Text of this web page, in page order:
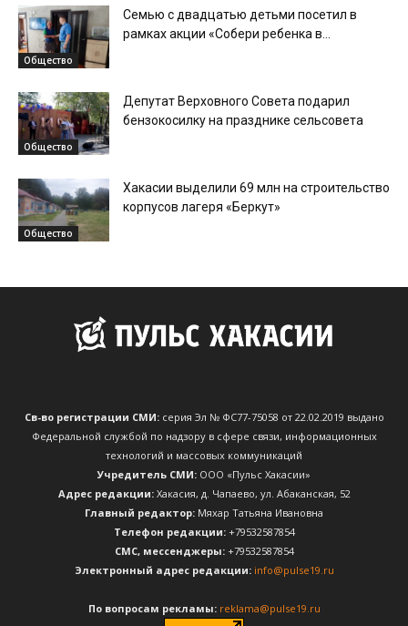
Общество
Семью с двадцатью детьми посетил в
рамках акции «Собери ребенка в...
Общество
Депутат Верховного Совета подарил
бензокосилку на празднике сельсовета
Общество
Хакасии выделили 69 млн на строительство
корпусов лагеря «Беркут»
Св-во регистрации СМИ:серия Эл № ФС77-75058 от 22.02.2019 выдано
Федеральной службой по надзору в сфере связи, информационных
технологий и массовых коммуникаций
Учредитель СМИ: ООО «Пульс Хакасии»
Адрес редакции:Хакасия, д. Чапаево, ул. Абаканская, 52
Главный редактор: Мяхар Татьяна Ивановна
Телефон редакции:+79532587854
CМС, мессенджеры:+79532587854
Электронный адрес редакции: info@pulse19.ru
По вопросам рекламы: reklama@pulse19.ru